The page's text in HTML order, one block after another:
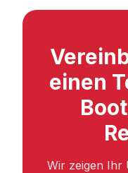
einen
Wir zeigen Ihr